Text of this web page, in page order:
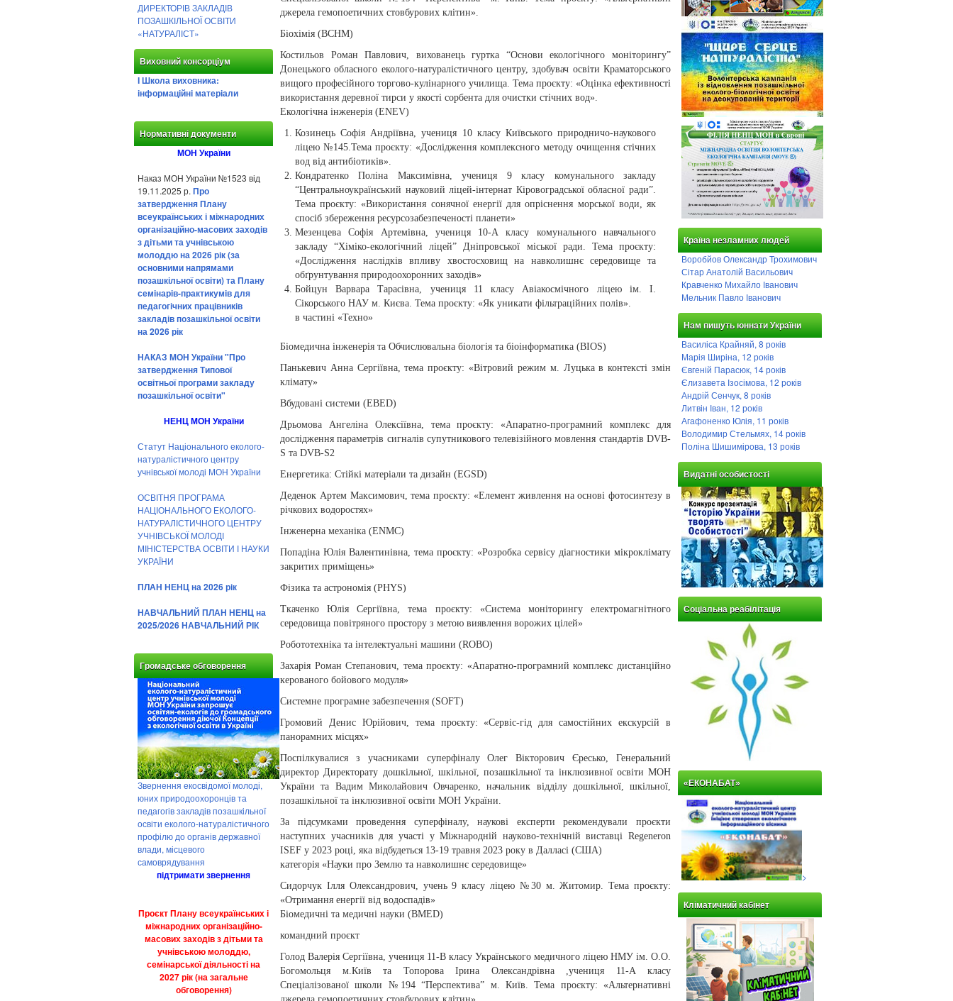
ДИРЕКТОРІВ ЗАКЛАДІВ
ПОЗАШКІЛЬНОЇ ОСВІТИ
«НАТУРАЛІСТ»
Виховний консорціум
І Школа виховника:
інформаційні матеріали
Нормативні документи
МОН України
Наказ МОН України №1523 від
19.11.2025 р. Про
затвердження Плану
всеукраїнських і міжнародних
організаційно-масових заходів
з дітьми та учнівською
молоддю на 2026 рік (за
основними напрямами
позашкільної освіти) та Плану
семінарів-практикумів для
педагогічних працівників
закладів позашкільної освіти
на 2026 рік
НАКАЗ МОН України "Про
затвердження Типової
освітньої програми закладу
позашкільної освіти"
НЕНЦ МОН України
Статут Національного еколого-
натуралістичного центру
учнівської молоді МОН України
ОСВІТНЯ ПРОГРАМА
НАЦІОНАЛЬНОГО ЕКОЛОГО-
НАТУРАЛІСТИЧНОГО ЦЕНТРУ
УЧНІВСЬКОЇ МОЛОДІ
МІНІСТЕРСТВА ОСВІТИ І НАУКИ
УКРАЇНИ
ПЛАН НЕНЦ на 2026 рік
НАВЧАЛЬНИЙ ПЛАН НЕНЦ на
2025/2026 НАВЧАЛЬНИЙ РІК
Громадське обговорення
Звернення екосвідомої молоді,
юних природоохоронців та
педагогів закладів позашкільної
освіти еколого-натуралістичного
профілю до органів державної
влади, місцевого
самоврядування
підтримати звернення
Проєкт Плану всеукраїнських і
міжнародних організаційно-
масових заходів з дітьми та
учнівською молоддю,
семінарської діяльності на
2027 рік (на загальне
обговорення)
джерела гемопоетичних стовбурових клітин».
Біохімія (BCHM)
Костильов Роман Павлович, вихованець гуртка “Основи екологічного моніторингу”
Донецького обласного еколого-натуралістичного центру, здобувач освіти Краматорського
вищого професійного торгово-кулінарного училища. Тема проєкту: «Оцінка ефективності
використання деревної тирси у якості сорбента для очистки стічних вод».
Екологічна інженерія (ENEV)
Козинець Софія Андріївна, учениця 10 класу Київського природничо-наукового
ліцею №145.Тема проєкту: «Дослідження комплексного методу очищення стічних
вод від антибіотиків».
Кондратенко Поліна Максимівна, учениця 9 класу комунального закладу
“Центральноукраїнський науковий ліцей-інтернат Кіровоградської обласної ради”.
Тема проєкту: «Використання сонячної енергії для опріснення морської води, як
спосіб збереження ресурсозабезпеченості планети»
Мезенцева Софія Артемівна, учениця 10-А класу комунального навчального
закладу “Хіміко-екологічний ліцей” Дніпровської міської ради. Тема проєкту:
«Дослідження наслідків впливу хвостосховищ на навколишнє середовище та
обґрунтування природоохоронних заходів»
Бойцун Варвара Тарасівна, учениця 11 класу Авіакосмічного ліцею ім. І.
Сікорського НАУ м. Києва. Тема проєкту: «Як уникати фільтраційних полів».
в частині «Техно»
Біомедична інженерія та Обчислювальна біологія та біоінформатика (BIOS)
Панькевич Анна Сергіївна, тема проєкту: «Вітровий режим м. Луцька в контексті змін
клімату»
Вбудовані системи (EBED)
Дрьомова Ангеліна Олексіївна, тема проєкту: «Апаратно-програмний комплекс для
дослідження параметрів сигналів супутникового телевізійного мовлення стандартів DVB-
S та DVB-S2
Енергетика: Стійкі матеріали та дизайн (EGSD)
Деденок Артем Максимович, тема проєкту: «Елемент живлення на основі фотосинтезу в
річкових водоростях»
Інженерна механіка (ENMC)
Попадіна Юлія Валентинівна, тема проєкту: «Розробка сервісу діагностики мікроклімату
закритих приміщень»
Фізика та астрономія (PHYS)
Ткаченко Юлія Сергіївна, тема проєкту: «Система моніторингу електромагнітного
середовища повітряного простору з метою виявлення ворожих цілей»
Робототехніка та інтелектуальні машини (ROBO)
Захарія Роман Степанович, тема проєкту: «Апаратно-програмний комплекс дистанційно
керованого бойового модуля»
Системне програмне забезпечення (SOFT)
Громовий Денис Юрійович, тема проєкту: «Сервіс-гід для самостійних екскурсій в
панорамних місцях»
Поспілкувалися з учасниками суперфіналу Олег Вікторович Єресько, Генеральний
директор Директорату дошкільної, шкільної, позашкільної та інклюзивної освіти МОН
України та Вадим Миколайович Овчаренко, начальник відділу дошкільної, шкільної,
позашкільної та інклюзивної освіти МОН України.
За підсумками проведення суперфіналу, наукові експерти рекомендували проєкти
наступних учасників для участі у Міжнародній науково-технічній виставці Regeneron
ISEF у 2023 році, яка відбудеться 13-19 травня 2023 року в Далласі (США)
категорія «Науки про Землю та навколишнє середовище»
Сидорчук Ілля Олександрович, учень 9 класу ліцею №30 м. Житомир. Тема проєкту:
«Отримання енергії від водоспадів»
Біомедичні та медичні науки (BMED)
командний проєкт
Голод Валерія Сергіївна, учениця 11-В класу Українського медичного ліцею НМУ ім. О.О.
Богомольця м.Київ та Топорова Ірина Олександрівна ,учениця 11-А класу
Спеціалізованої школи №194 “Перспектива” м. Київ. Тема проєкту: «Альтернативні
Країна незламних людей
Воробйов Олександр Трохимович
Сітар Анатолій Васильович
Кравченко Михайло Іванович
Мельник Павло Іванович
Нам пишуть юннати України
Василіса Крайняй, 8 років
Марія Ширіна, 12 років
Євгеній Парасюк, 14 років
Єлизавета Ізосімова, 12 років
Андрій Сенчук, 8 років
Литвін Іван, 12 років
Агафоненко Юлія, 11 років
Володимир Стельмях, 14 років
Поліна Шишимірова, 13 років
Видатні особистості
Соціальна реабілітація
«ЕКОНАБАТ»
>
Кліматичний кабінет